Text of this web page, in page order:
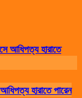
হারাতে পারেন